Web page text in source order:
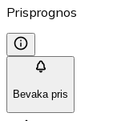
Prisprognos
Bevaka pris